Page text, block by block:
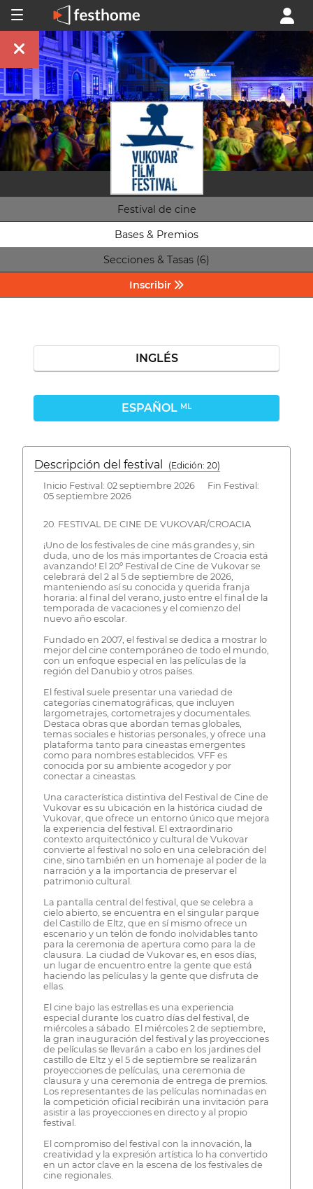
Festival de cine
Bases & Premios
Secciones & Tasas (6)
Inscribir
INGLÉS
ESPAÑOL ML
Descripción del festival
( Edición: 20)
Inicio Festival: 02 septiembre 2026 Fin Festival:
05 septiembre 2026
20. FESTIVAL DE CINE DE VUKOVAR/CROACIA
¡Uno de los festivales de cine más grandes y, sin
duda, uno de los más importantes de Croacia está
avanzando! El 20º Festival de Cine de Vukovar se
celebrará del 2 al 5 de septiembre de 2026,
manteniendo así su conocida y querida franja
horaria: al final del verano, justo entre el final de la
temporada de vacaciones y el comienzo del
nuevo año escolar.
Fundado en 2007, el festival se dedica a mostrar lo
mejor del cine contemporáneo de todo el mundo,
con un enfoque especial en las películas de la
región del Danubio y otros países.
El festival suele presentar una variedad de
categorías cinematográficas, que incluyen
largometrajes, cortometrajes y documentales.
Destaca obras que abordan temas globales,
temas sociales e historias personales, y ofrece una
plataforma tanto para cineastas emergentes
como para nombres establecidos. VFF es
conocida por su ambiente acogedor y por
conectar a cineastas.
Una característica distintiva del Festival de Cine de
Vukovar es su ubicación en la histórica ciudad de
Vukovar, que ofrece un entorno único que mejora
la experiencia del festival. El extraordinario
contexto arquitectónico y cultural de Vukovar
convierte al festival no solo en una celebración del
cine, sino también en un homenaje al poder de la
narración y a la importancia de preservar el
patrimonio cultural.
La pantalla central del festival, que se celebra a
cielo abierto, se encuentra en el singular parque
del Castillo de Eltz, que en sí mismo ofrece un
escenario y un telón de fondo inolvidables tanto
para la ceremonia de apertura como para la de
clausura. La ciudad de Vukovar es, en esos días,
un lugar de encuentro entre la gente que está
haciendo las películas y la gente que disfruta de
ellas.
El cine bajo las estrellas es una experiencia
especial durante los cuatro días del festival, de
miércoles a sábado. El miércoles 2 de septiembre,
la gran inauguración del festival y las proyecciones
de películas se llevarán a cabo en los jardines del
castillo de Eltz y el 5 de septiembre se realizarán
proyecciones de películas, una ceremonia de
clausura y una ceremonia de entrega de premios.
Los representantes de las películas nominadas en
la competición oficial recibirán una invitación para
asistir a las proyecciones en directo y al propio
festival.
El compromiso del festival con la innovación, la
creatividad y la expresión artística lo ha convertido
en un actor clave en la escena de los festivales de
cine regionales.